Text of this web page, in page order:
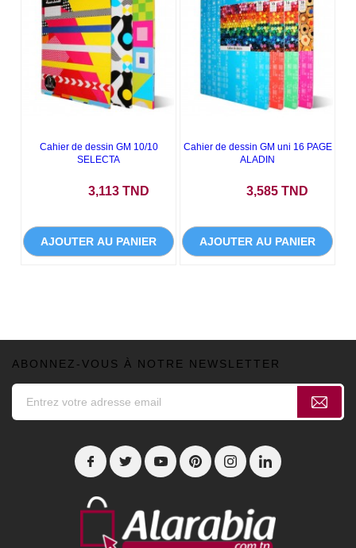
Cahier de dessin GM 10/10
SELECTA
3,113 TND
AJOUTER AU PANIER
Cahier de dessin GM uni 16 PAGE
ALADIN
3,585 TND
AJOUTER AU PANIER
ABONNEZ-VOUS À NOTRE NEWSLETTER